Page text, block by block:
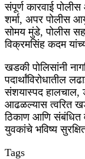
संपूर्ण कारवाई
शर्मा, अपर पोलीस
सोमय मुंडे, पोलीस
विक्रमसिंह कदम
खडकी पोलिसांनी
पदार्थांविरोधातील
संशयास्पद हालचाल,
आढळल्यास त्वरित
ठिकाण आणि संबंधित
युवकांचे भविष्य
Tags